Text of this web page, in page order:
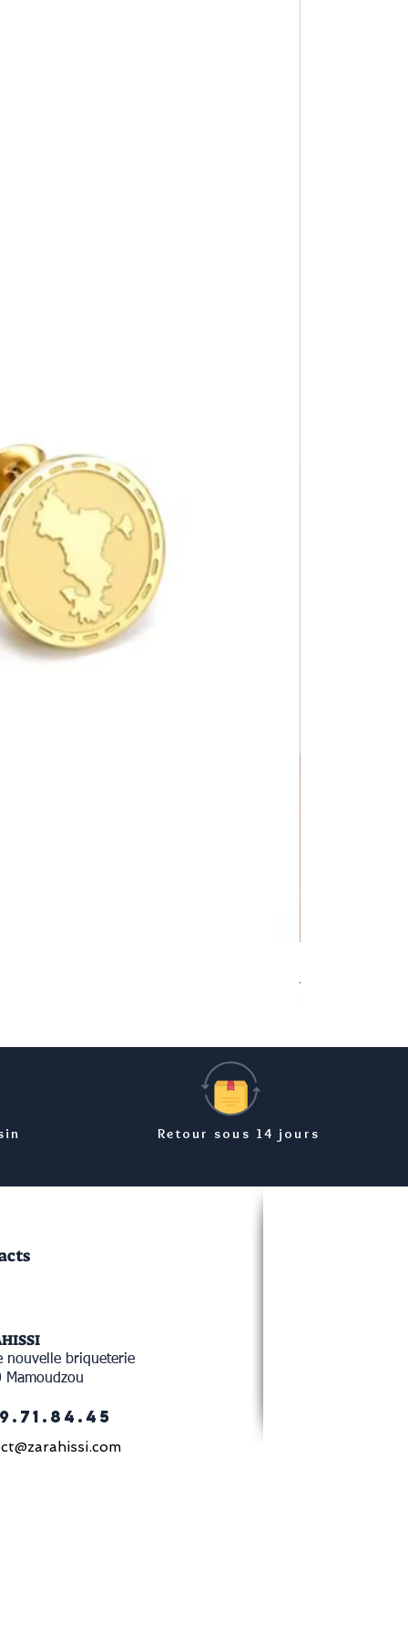
Retour sous 14 jours
nouvelle briqueterie
Mamoudzou